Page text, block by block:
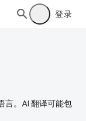
登录
言。AI 翻译可能包